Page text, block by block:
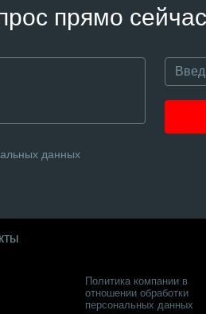
прямо
данных
Политика компании в
отношении обработки
персональных данных